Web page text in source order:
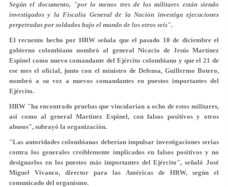
Según el documento, "por lo menos tres de los militares están siendo
investigados y la Fiscalía General de la Nación investiga ejecuciones
perpetradas por soldados bajo el mando de los otros seis".
El recuento hecho por HRW señala que el pasado 10 de diciembre el
gobierno colombiano nombró al general Nicacio de Jesús Martínez
Espinel como nuevo comandante del Ejército colombiano y que el 21 de
ese mes el oficial, junto con el ministro de Defensa, Guillermo Botero,
nombró a su vez a nuevos comandantes en puestos importantes del
Ejército.
HRW "ha encontrado pruebas que vincularían a ocho de estos militares,
así como al general Martínez Espinel, con falsos positivos y otros
abusos", subrayó la organización.
"Las autoridades colombianas deberían impulsar investigaciones serias
contra los generales creíblemente implicados en falsos positivos y no
designarlos en los puestos más importantes del Ejército", señaló José
Miguel Vivanco, director para las Américas de HRW, según el
comunicado del organismo.